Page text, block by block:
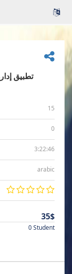
15
0
3:22:46
arabic
35$
0 Student